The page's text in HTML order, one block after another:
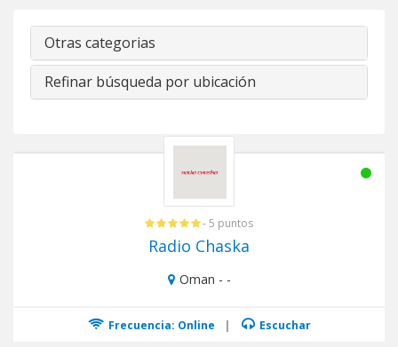
Otras categorias
Refinar búsqueda por ubicación
- 5 puntos
Radio Chaska
Oman - -
Frecuencia: Online | Escuchar